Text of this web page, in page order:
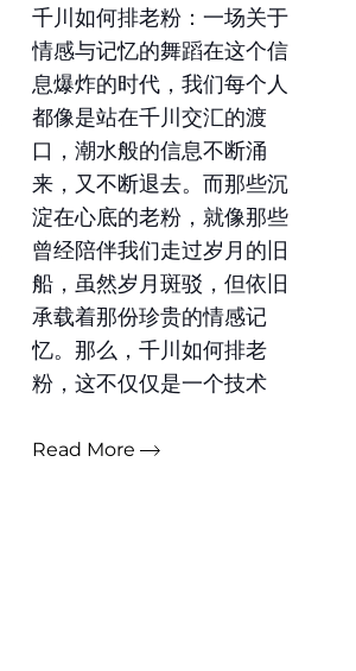
千川如何排老粉：一场关于
情感与记忆的舞蹈在这个信
息爆炸的时代，我们每个人
都像是站在千川交汇的渡
口，潮水般的信息不断涌
来，又不断退去。而那些沉
淀在心底的老粉，就像那些
曾经陪伴我们走过岁月的旧
船，虽然岁月斑驳，但依旧
承载着那份珍贵的情感记
忆。那么，千川如何排老
粉，这不仅仅是一个技术
Read More